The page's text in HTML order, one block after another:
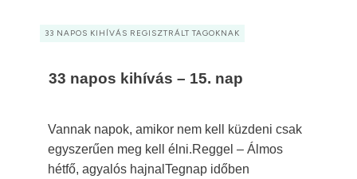
33 NAPOS KIHÍVÁS REGISZTRÁLT TAGOKNAK
33 napos kihívás – 15. nap
Vannak napok, amikor nem kell küzdeni csak
egyszerűen meg kell élni.Reggel – Álmos
hétfő, agyalós hajnalTegnap időben